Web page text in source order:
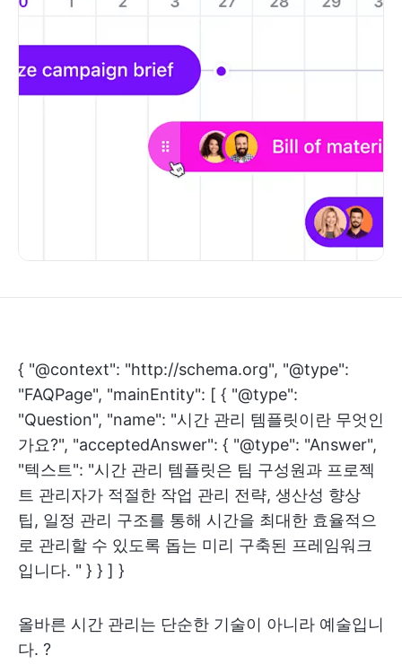
{ "@context": "http://schema.org", "@type":
"FAQPage", "mainEntity": [ { "@type":
"Question", "name": "시간 관리 템플릿이란 무엇인
가요?", "acceptedAnswer": { "@type": "Answer",
"텍스트": "시간 관리 템플릿은 팀 구성원과 프로젝
트 관리자가 적절한 작업 관리 전략, 생산성 향상
팁, 일정 관리 구조를 통해 시간을 최대한 효율적으
로 관리할 수 있도록 돕는 미리 구축된 프레임워크
입니다. " } } ] }
올바른 시간 관리는 단순한 기술이 아니라 예술입니
다. ?